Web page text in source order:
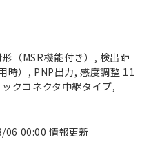
（MSR機能付き）, 検出距
時）, PNP出力, 感度調整 11
クコネクタ中継タイプ,
06 00:00 情報更新